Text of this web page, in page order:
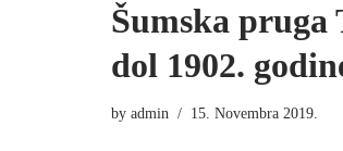
Šumska
dol 1902.
by admin 15. Novembra 2019.